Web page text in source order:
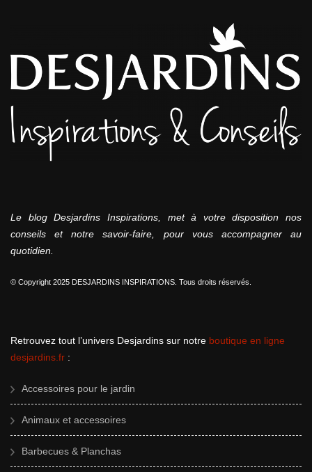
Le blog Desjardins Inspirations, met à votre disposition nos
conseils et notre savoir-faire, pour vous accompagner au
quotidien.
© Copyright 2025 DESJARDINS INSPIRATIONS. Tous droits réservés.
Retrouvez tout l’univers Desjardins sur notre boutique en ligne
desjardins.fr :
Accessoires pour le jardin
Animaux et accessoires
Barbecues & Planchas